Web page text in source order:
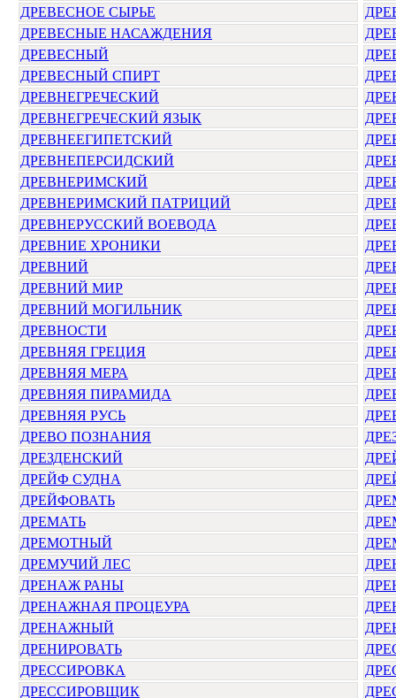
ДРЕВЕСНОЕ СЫРЬЕ
ДРЕВЕСНЫЕ НАСАЖДЕНИЯ
ДРЕВЕСНЫЙ
ДРЕВЕСНЫЙ СПИРТ
ДРЕВНЕГРЕЧЕСКИЙ
ДРЕВНЕГРЕЧЕСКИЙ ЯЗЫК
ДРЕВНЕЕГИПЕТСКИЙ
ДРЕВНЕПЕРСИДСКИЙ
ДРЕВНЕРИМСКИЙ
ДРЕВНЕРИМСКИЙ ПАТРИЦИЙ
ДРЕВНЕРУССКИЙ ВОЕВОДА
ДРЕВНИЕ ХРОНИКИ
ДРЕВНИЙ
ДРЕВНИЙ МИР
ДРЕВНИЙ МОГИЛЬНИК
ДРЕВНОСТИ
ДРЕВНЯЯ ГРЕЦИЯ
ДРЕВНЯЯ МЕРА
ДРЕВНЯЯ ПИРАМИДА
ДРЕВНЯЯ РУСЬ
ДРЕВО ПОЗНАНИЯ
ДРЕЗДЕНСКИЙ
ДРЕЙФ СУДНА
ДРЕЙФОВАТЬ
ДРЕМАТЬ
ДРЕМОТНЫЙ
ДРЕМУЧИЙ ЛЕС
ДРЕНАЖ РАНЫ
ДРЕНАЖНАЯ ПРОЦЕУРА
ДРЕНАЖНЫЙ
ДРЕНИРОВАТЬ
ДРЕССИРОВКА
ДРЕССИРОВЩИК